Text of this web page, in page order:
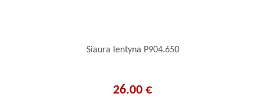
Siaura lentyna P904.650
26.00 €